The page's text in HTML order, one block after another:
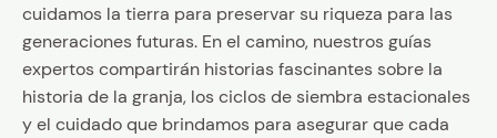
cuidamos la tierra para preservar su riqueza para las
generaciones futuras. En el camino, nuestros guías
expertos compartirán historias fascinantes sobre la
historia de la granja, los ciclos de siembra estacionales
y el cuidado que brindamos para asegurar que cada